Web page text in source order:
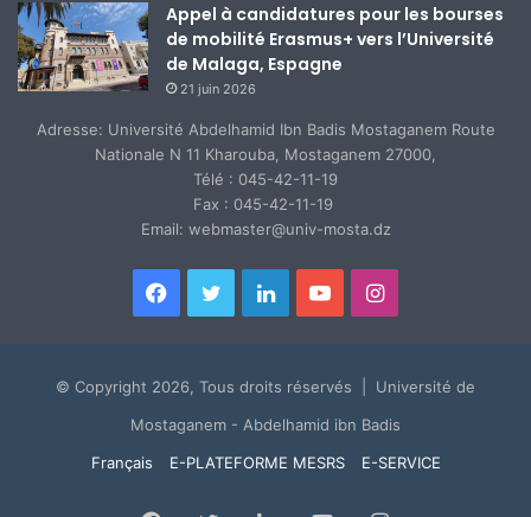
Appel à candidatures pour les bourses
de mobilité Erasmus+ vers l’Université
de Malaga, Espagne
21 juin 2026
Adresse: Université Abdelhamid Ibn Badis Mostaganem Route
Nationale N 11 Kharouba, Mostaganem 27000,
Télé : 045-42-11-19
Fax : 045-42-11-19
Email: webmaster@univ-mosta.dz
Facebook
TwitterLinkedinYouTubeInstagram
© Copyright 2026, Tous droits réservés | Université de
Mostaganem - Abdelhamid ibn Badis
Français
E-PLATEFORME MESRS E-SERVICE